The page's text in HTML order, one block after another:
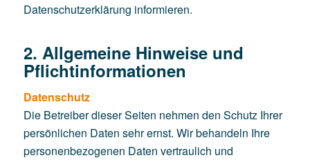
Datenschutzerklärung informieren.
2. Allgemeine Hinweise und
Pflichtinformationen
Datenschutz
Die Betreiber dieser Seiten nehmen den Schutz Ihrer
persönlichen Daten sehr ernst. Wir behandeln Ihre
personenbezogenen Daten vertraulich und